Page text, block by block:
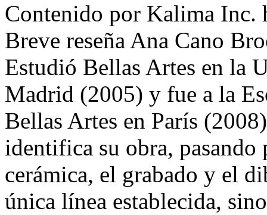
Contenido por Kalima Inc.
Breve reseña Ana Cano
Estudió Bellas Artes en la
Madrid (2005) y fue a la
Bellas Artes en París
identifica su obra,
cerámica, el grabado y el
única línea establecida,